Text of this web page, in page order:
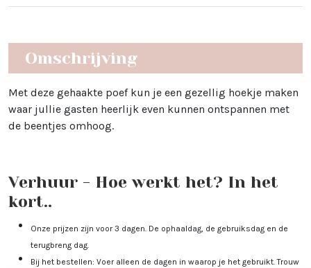
Omschrijving
Met deze gehaakte poef kun je een gezellig hoekje maken
waar jullie gasten heerlijk even kunnen ontspannen met
de beentjes omhoog.
Verhuur - Hoe werkt het? In het
kort..
Onze prijzen zijn voor 3 dagen. De ophaaldag, de gebruiksdag en de
terugbreng dag.
Bij het bestellen: Voer alleen de dagen in waarop je het gebruikt. Trouw